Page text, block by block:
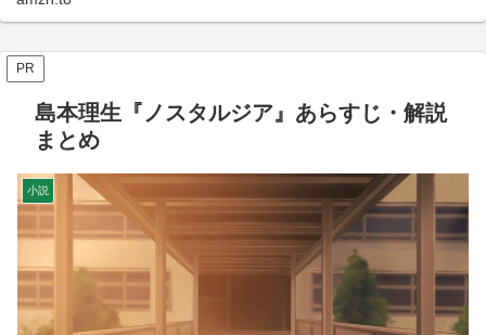
PR
島本理生『ノスタルジア』あらすじ・解説
まとめ
小説